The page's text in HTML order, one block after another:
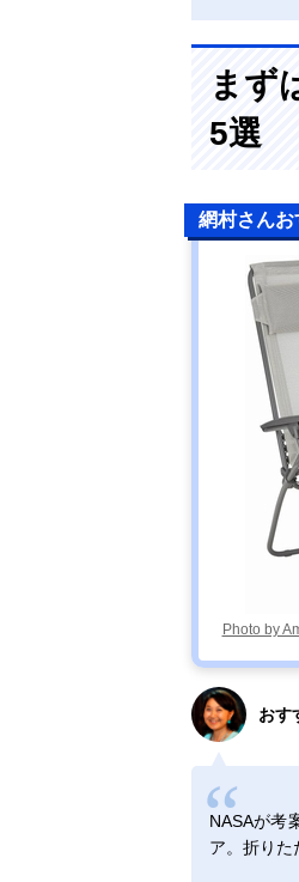
まず
5選
網村さん
Photo by
おす
NASAが考
ア。折りた